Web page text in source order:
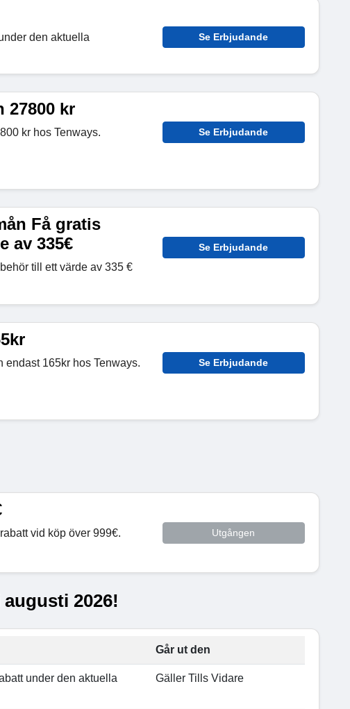
den aktuella
Se Erbjudande
27800 kr
kr hos Tenways. Se Erbjudande
Få gratis
av 335€
till ett värde av 335 €
Se Erbjudande
endast 165kr hos Tenways. Se Erbjudande
vid köp över 999€.
Utgången
augusti 2026!
Går ut den
under den aktuella
Gäller Tills Vidare